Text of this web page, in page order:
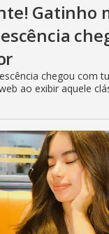
Gatinho
chegou com
ao exibir aquele